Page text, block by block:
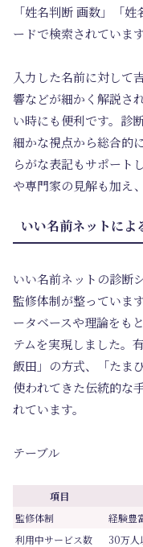
「姓名判断 画数」「
ードで検索されています
入力した名前に対して
響などが細かく解説さ
い時にも便利です。診
細かな視点から総合的
らがな表記もサポート
や専門家の見解も加え
いい名前ネットによ
いい名前ネットの診断
監修体制が整っていま
ータベースや理論をも
テムを実現しました。
飯田」の方式、「たま
使われてきた伝統的な
れています。
テーブル
項目
監修体制
経験豊
利用中サービス数
30万人